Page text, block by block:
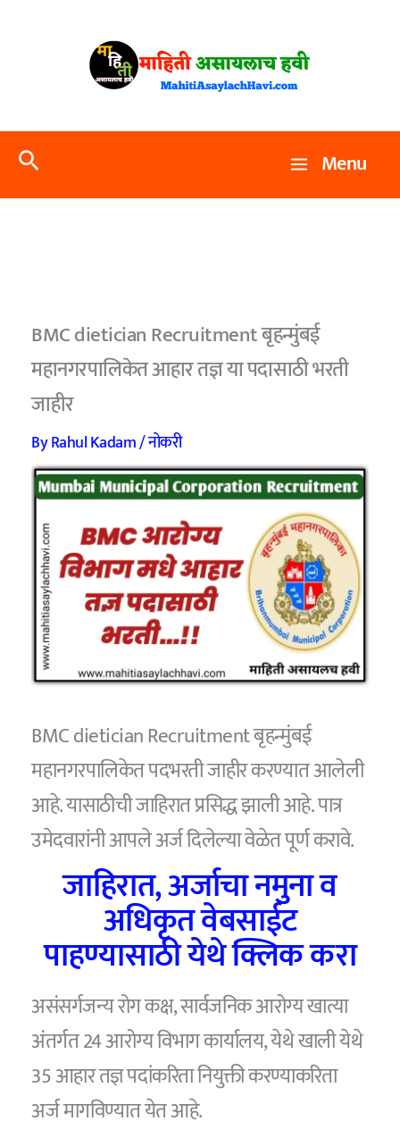
Search Menu
BMC dietician Recruitment बृहन्मुंबई
महानगरपालिकेत आहार तज्ञ या पदासाठी भरती
जाहीर
ByRahul Kadam/नोकरी
BMC dietician Recruitment बृहन्मुंबई
महानगरपालिकेत पदभरती जाहीर करण्यात आलेली
आहे. यासाठीची जाहिरात प्रसिद्ध झाली आहे. पात्र
उमेदवारांनी आपले अर्ज दिलेल्या वेळेत पूर्ण करावे.
जाहिरात, अर्जाचा नमुना व
अधिकृत वेबसाईट
पाहण्यासाठी येथे क्लिक करा
असंसर्गजन्य रोग कक्ष, सार्वजनिक आरोग्य खात्या
अंतर्गत 24 आरोग्य विभाग कार्यालय, येथे खाली येथे
35 आहार तज्ञ पदांकरिता नियुक्ती करण्याकरिता
अर्ज मागविण्यात येत आहे.